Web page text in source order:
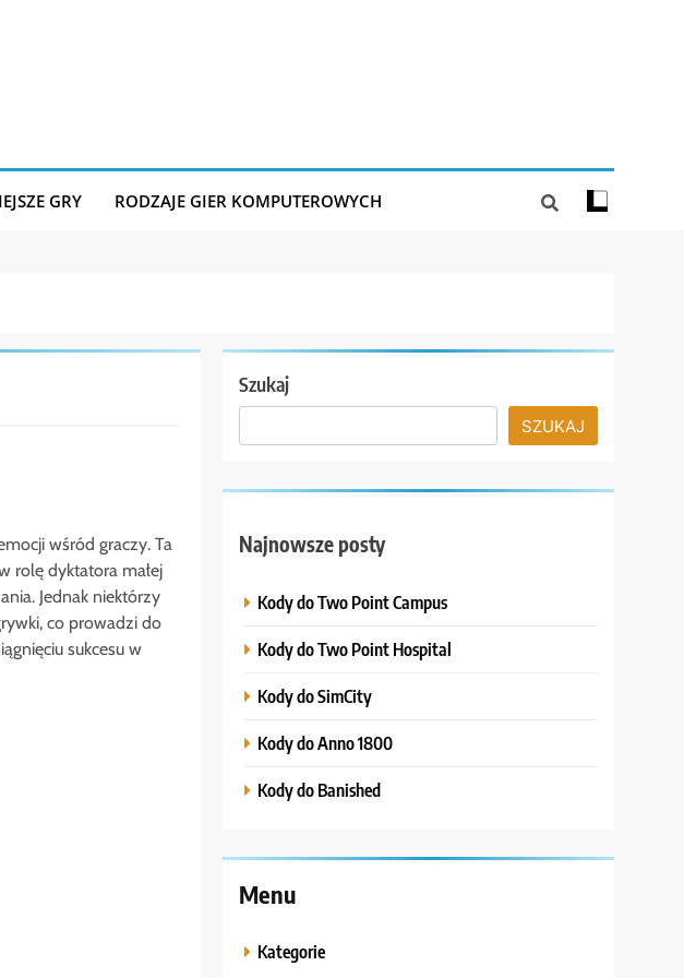
GRY RODZAJE GIER KOMPUTEROWYCH
wśród graczy. Ta
rolę dyktatora małej
Jednak niektórzy
co prowadzi do
sukcesu w
Szukaj
SZUKAJ
Najnowsze posty
Kody do Two Point Campus
Kody do Two Point Hospital
Kody do SimCity
Kody do Anno 1800
Kody do Banished
Menu
Kategorie